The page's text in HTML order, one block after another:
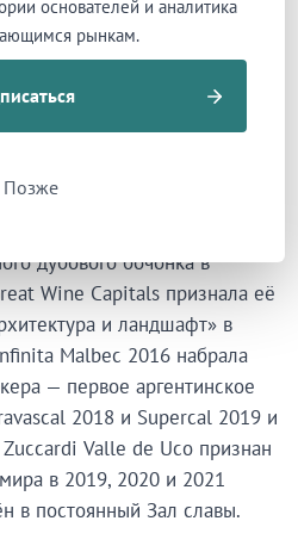
я перерасходован.
Zuccardi Valle de Uco:
15 миллионов долларов по
года. Сто семьдесят
дубового бочонка в
Wine Capitals признала её
и ландшафт» в
Malbec 2016 набрала
— первое аргентинское
2018 и Supercal 2019 и
Valle de Uco признан
в 2019, 2020 и 2021
в постоянный Зал славы.
основателей и аналитика
рынкам.
Позже